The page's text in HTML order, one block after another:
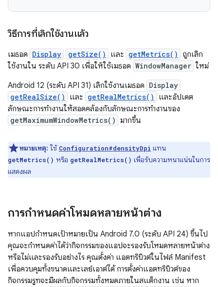
วิธีการที่เลิกใช้งานแล้ว
เมธอด Display getSize() และ getMetrics() ถูกเลิก
ใช้งานใน ระดับ API 30 เพื่อให้ใช้เมธอด WindowManager ใหม่
Android 12 (ระดับ API 31) เลิกใช้งานเมธอด Display
getRealSize()
และ getRealMetrics()
และอัปเดต
ลักษณะการทำงานให้สอดคล้องกับลักษณะการทำงานของ
getMaximumWindowMetrics() มากขึ้น
หมายเหตุ: ใช้ Configuration#densityDpi แทน
getMetrics() หรือ getRealMetrics() เพื่อรับความหนาแน่นในการ
แสดงผล
การกำหนดค่าโหมดหลายหน้าต่าง
หากแอปกำหนดเป้าหมายเป็น Android 7.0 (ระดับ API 24) ขึ้นไป
คุณจะกำหนดค่าได้ว่ากิจกรรมของแอปจะรองรับโหมดหลายหน้าต่าง
หรือไม่และรองรับอย่างไร คุณตั้งค่า แอตทริบิวต์ในไฟล์ Manifest
เพื่อควบคุมทั้งขนาดและเลย์เอาต์ได้ การตั้งค่าแอตทริบิวต์ของ
กิจกรรมรูทจะมีผลกับกิจกรรมทั้งหมดภายในสแต็กงาน เช่น หาก